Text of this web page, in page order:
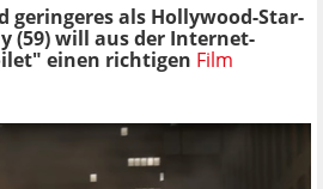
geringeres als Hollywood-Star-
(59) will aus der Internet-
einen richtigen Film